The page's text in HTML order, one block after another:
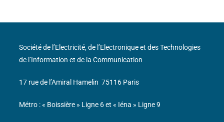
Société de l’Electricité, de l’Electronique et des Technologies
de l’Information et de la Communication
17 rue de l’Amiral Hamelin 75116 Paris
Métro : « Boissière » Ligne 6 et « Iéna » Ligne 9